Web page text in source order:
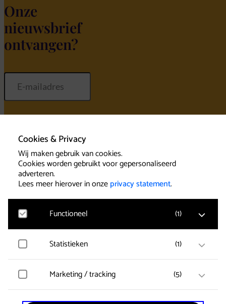
Cookies & Privacy
Wij maken gebruik van cookies.
Cookies worden gebruikt voor gepersonaliseerd
adverteren.
Lees meer hierover in onzeprivacy statement.
Functioneel (1)
Google Analytics
wordt gemeten en gebruikersgegevens worden
anoniem verzameld.
Statistieken (1)
Clarity
voor optimalisatie van de website.
Marketing / tracking (5)
Onze
nieuwsbrief
ontvangen?
Home
Klassieke concerten AFAS
Theater
Klassiek concert & buffet
Bereikbaarheid AFAS Theater
Uitschrijven
Algemene
Privacy
Cookies